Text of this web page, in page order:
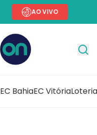
AO VIVO
EC BahiaEC Vitória